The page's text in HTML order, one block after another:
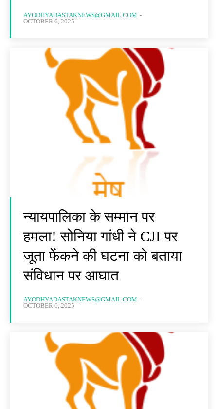
AYODHYADASTAKNEWS@GMAIL.COM -
OCTOBER 6, 2025
न्यायपालिका के सम्मान पर
हमला! सोनिया गांधी ने CJI पर
जूता फेंकने की घटना को बताया
संविधान पर आघात
AYODHYADASTAKNEWS@GMAIL.COM -
OCTOBER 6, 2025